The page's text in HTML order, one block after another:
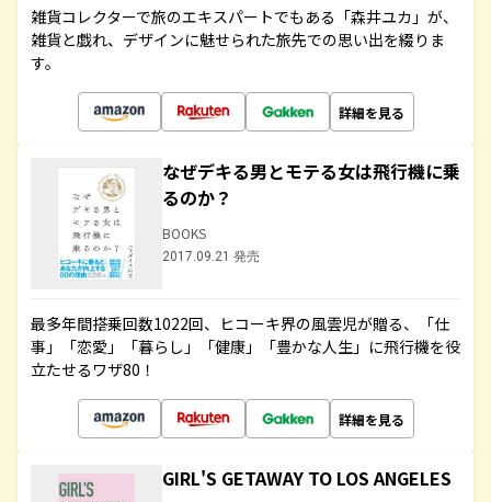
雑貨コレクターで旅のエキスパートでもある「森井ユカ」が、
雑貨と戯れ、デザインに魅せられた旅先での思い出を綴りま
す。
詳細を見る
なぜデキる男とモテる女は飛行機に乗
るのか？
BOOKS
2017.09.21 発売
最多年間搭乗回数1022回、ヒコーキ界の風雲児が贈る、「仕
事」「恋愛」「暮らし」「健康」「豊かな人生」に飛行機を役
立たせるワザ80！
詳細を見る
GIRL'S GETAWAY TO LOS ANGELES